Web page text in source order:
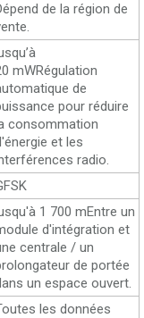
de la région de
mWRégulation
de
pour réduire
consommation
et les
radio.
1 700 mEntre un
d'intégration et
centrale / un
de portée
un espace ouvert.
les données